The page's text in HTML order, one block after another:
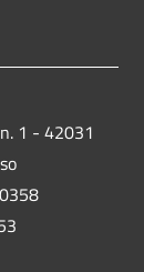
1 - 42031